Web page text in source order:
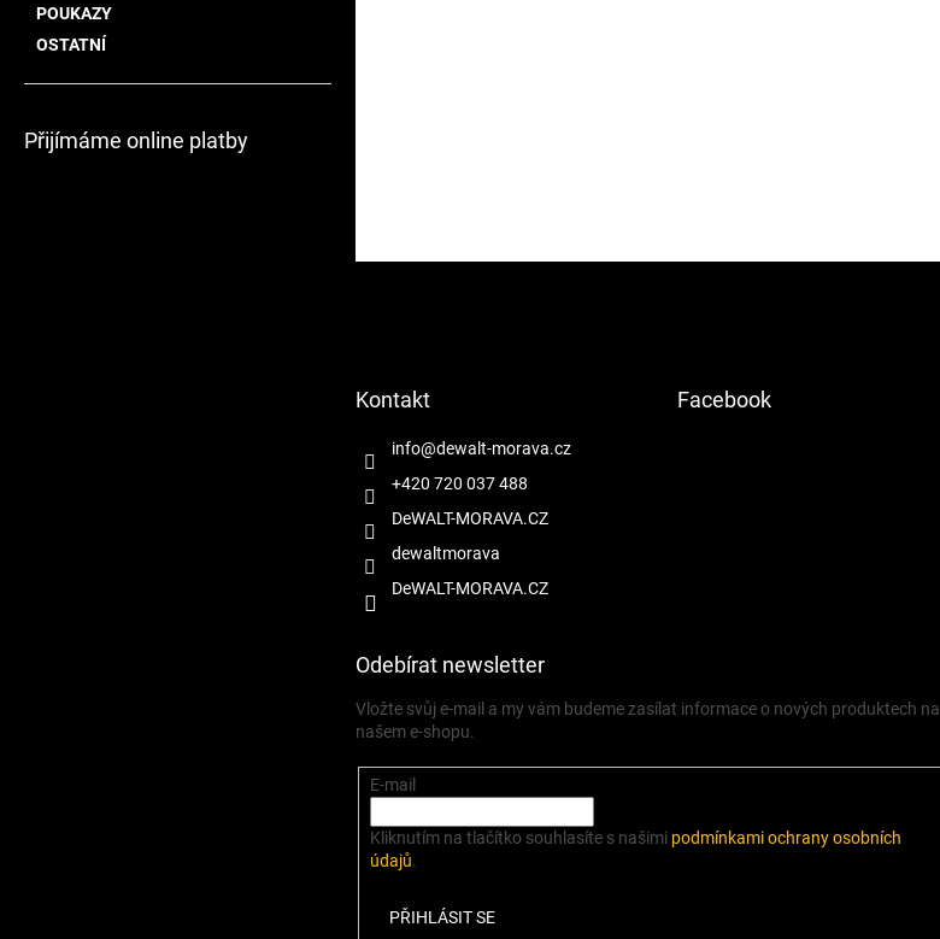
POUKAZY
OSTATNÍ
Přijímáme online platby
Kontakt
info@dewalt-morava.cz
+420 720 037 488
DeWALT-MORAVA.CZ
dewaltmorava
DeWALT-MORAVA.CZ
Facebook
Odebírat newsletter
Vložte svůj e-mail a my vám budeme zasílat informace o nových produktech na
našem e-shopu.
E-mail
Kliknutím na tlačítko souhlasíte s našimi podmínkami ochrany osobních
údajů.
PŘIHLÁSIT SE